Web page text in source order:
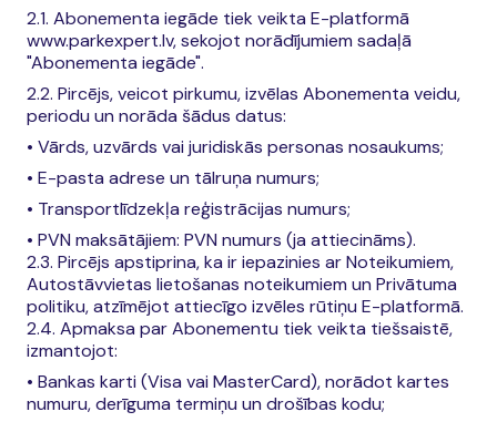
2.1. Abonementa iegāde tiek veikta E-platformā
www.parkexpert.lv, sekojot norādījumiem sadaļā
"Abonementa iegāde".
2.2. Pircējs, veicot pirkumu, izvēlas Abonementa veidu,
periodu un norāda šādus datus:
• Vārds, uzvārds vai juridiskās personas nosaukums;
• E-pasta adrese un tālruņa numurs;
• Transportlīdzekļa reģistrācijas numurs;
• PVN maksātājiem: PVN numurs (ja attiecināms).
2.3. Pircējs apstiprina, ka ir iepazinies ar Noteikumiem,
Autostāvvietas lietošanas noteikumiem un Privātuma
politiku, atzīmējot attiecīgo izvēles rūtiņu E-platformā.
2.4. Apmaksa par Abonementu tiek veikta tiešsaistē,
izmantojot:
• Bankas karti (Visa vai MasterCard), norādot kartes
numuru, derīguma termiņu un drošības kodu;